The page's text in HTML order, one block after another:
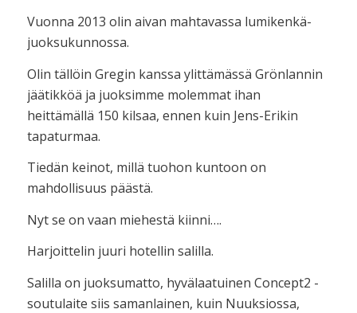
Vuonna 2013 olin aivan mahtavassa lumikenkä-
juoksukunnossa.
Olin tällöin Gregin kanssa ylittämässä Grönlannin
jäätikköä ja juoksimme molemmat ihan
heittämällä 150 kilsaa, ennen kuin Jens-Erikin
tapaturmaa.
Tiedän keinot, millä tuohon kuntoon on
mahdollisuus päästä.
Nyt se on vaan miehestä kiinni….
Harjoittelin juuri hotellin salilla.
Salilla on juoksumatto, hyvälaatuinen Concept2 -
soutulaite siis samanlainen, kuin Nuuksiossa,